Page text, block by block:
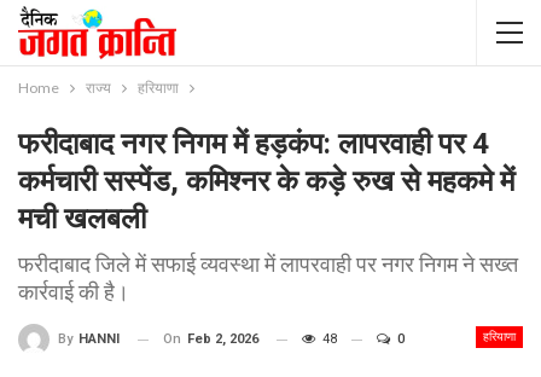
Home राज्य हरियाणा
फरीदाबाद नगर निगम में हड़कंप: लापरवाही पर 4
कर्मचारी सस्पेंड, कमिश्नर के कड़े रुख से महकमे में
मची खलबली
फरीदाबाद जिले में सफाई व्यवस्था में लापरवाही पर नगर निगम ने सख्त
कार्रवाई की है।
हरियाणा
By HANNI On Feb 2, 2026 48 0